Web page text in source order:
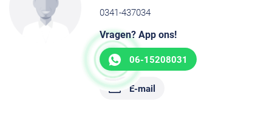
0341-437034
Vragen? App ons!
06-15208031
E-mail